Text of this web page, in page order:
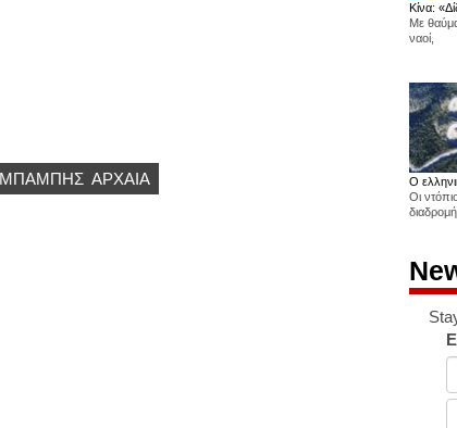
ΜΠΑΜΠΗΣ ΑΡΧΑΙΑ
Κίνα:
Με
ναοί,
Ο
Οι